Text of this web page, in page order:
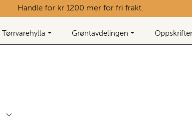
Handle for kr 1200 mer for fri frakt.
Tørrvarehylla Grøntavdelingen Oppskrifter